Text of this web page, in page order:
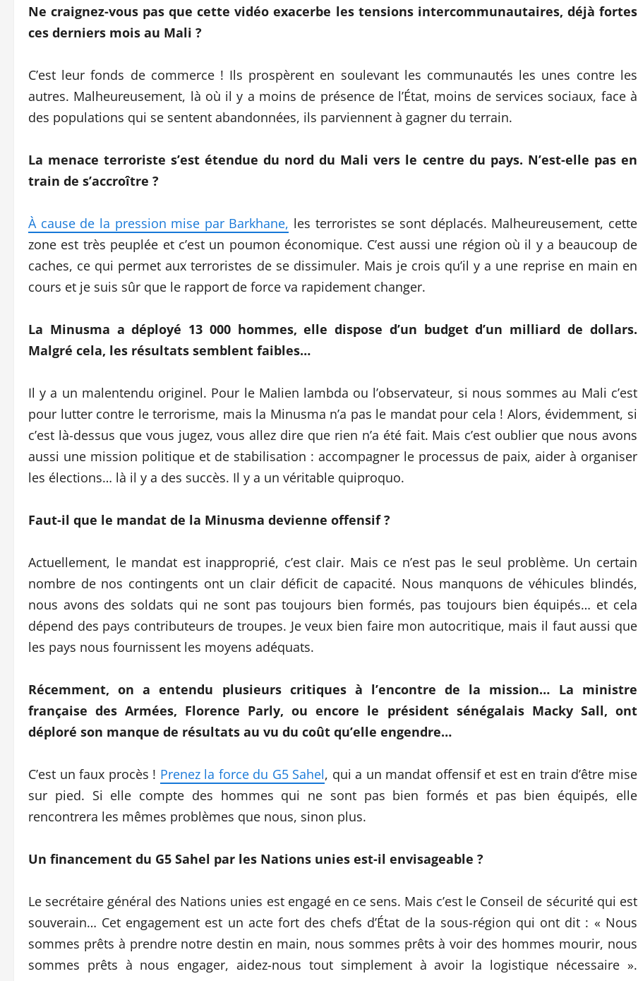
Ne craignez-vous pas que cette vidéo exacerbe les tensions intercommunautaires, déjà fortes
ces derniers mois au Mali ?
C’est leur fonds de commerce ! Ils prospèrent en soulevant les communautés les unes contre les
autres. Malheureusement, là où il y a moins de présence de l’État, moins de services sociaux, face à
des populations qui se sentent abandonnées, ils parviennent à gagner du terrain.
La menace terroriste s’est étendue du nord du Mali vers le centre du pays. N’est-elle pas en
train de s’accroître ?
À cause de la pression mise par Barkhane, les terroristes se sont déplacés. Malheureusement, cette
zone est très peuplée et c’est un poumon économique. C’est aussi une région où il y a beaucoup de
caches, ce qui permet aux terroristes de se dissimuler. Mais je crois qu’il y a une reprise en main en
cours et je suis sûr que le rapport de force va rapidement changer.
La Minusma a déployé 13 000 hommes, elle dispose d’un budget d’un milliard de dollars.
Malgré cela, les résultats semblent faibles…
Il y a un malentendu originel. Pour le Malien lambda ou l’observateur, si nous sommes au Mali c’est
pour lutter contre le terrorisme, mais la Minusma n’a pas le mandat pour cela ! Alors, évidemment, si
c’est là-dessus que vous jugez, vous allez dire que rien n’a été fait. Mais c’est oublier que nous avons
aussi une mission politique et de stabilisation : accompagner le processus de paix, aider à organiser
les élections… là il y a des succès. Il y a un véritable quiproquo.
Faut-il que le mandat de la Minusma devienne offensif ?
Actuellement, le mandat est inapproprié, c’est clair. Mais ce n’est pas le seul problème. Un certain
nombre de nos contingents ont un clair déficit de capacité. Nous manquons de véhicules blindés,
nous avons des soldats qui ne sont pas toujours bien formés, pas toujours bien équipés… et cela
dépend des pays contributeurs de troupes. Je veux bien faire mon autocritique, mais il faut aussi que
les pays nous fournissent les moyens adéquats.
Récemment, on a entendu plusieurs critiques à l’encontre de la mission… La ministre
française des Armées, Florence Parly, ou encore le président sénégalais Macky Sall, ont
déploré son manque de résultats au vu du coût qu’elle engendre…
C’est un faux procès ! Prenez la force du G5 Sahel, qui a un mandat offensif et est en train d’être mise
sur pied. Si elle compte des hommes qui ne sont pas bien formés et pas bien équipés, elle
rencontrera les mêmes problèmes que nous, sinon plus.
Un financement du G5 Sahel par les Nations unies est-il envisageable ?
Le secrétaire général des Nations unies est engagé en ce sens. Mais c’est le Conseil de sécurité qui est
souverain… Cet engagement est un acte fort des chefs d’État de la sous-région qui ont dit : « Nous
sommes prêts à prendre notre destin en main, nous sommes prêts à voir des hommes mourir, nous
sommes prêts à nous engager, aidez-nous tout simplement à avoir la logistique nécessaire ».